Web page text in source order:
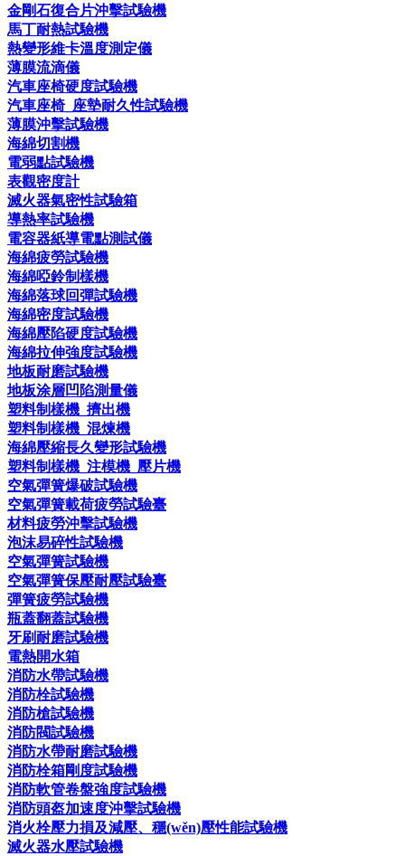
金剛石復合片沖擊試驗機
馬丁耐熱試驗機
熱變形維卡溫度測定儀
薄膜流滴儀
汽車座椅硬度試驗機
汽車座椅_座墊耐久性試驗機
薄膜沖擊試驗機
海綿切割機
電弱點試驗機
表觀密度計
滅火器氣密性試驗箱
導熱率試驗機
電容器紙導電點測試儀
海綿疲勞試驗機
海綿啞鈴制樣機
海綿落球回彈試驗機
海綿密度試驗機
海綿壓陷硬度試驗機
海綿拉伸強度試驗機
地板耐磨試驗機
地板涂層凹陷測量儀
塑料制樣機_擠出機
塑料制樣機_混煉機
海綿壓縮長久變形試驗機
塑料制樣機_注模機_壓片機
空氣彈簧爆破試驗機
空氣彈簧載荷疲勞試驗臺
材料疲勞沖擊試驗機
泡沫易碎性試驗機
空氣彈簧試驗機
空氣彈簧保壓耐壓試驗臺
彈簧疲勞試驗機
瓶蓋翻蓋試驗機
牙刷耐磨試驗機
電熱開水箱
消防水帶試驗機
消防栓試驗機
消防槍試驗機
消防閥試驗機
消防水帶耐磨試驗機
消防栓箱剛度試驗機
消防軟管卷盤強度試驗機
消防頭盔加速度沖擊試驗機
消火栓壓力損及減壓、穩(wěn)壓性能試驗機
滅火器水壓試驗機